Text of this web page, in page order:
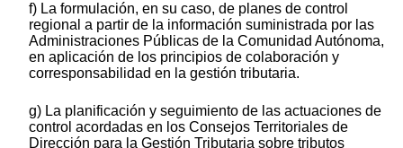
f) La formulación, en su caso, de planes de control
regional a partir de la información suministrada por las
Administraciones Públicas de la Comunidad Autónoma,
en aplicación de los principios de colaboración y
corresponsabilidad en la gestión tributaria.
g) La planificación y seguimiento de las actuaciones de
control acordadas en los Consejos Territoriales de
Dirección para la Gestión Tributaria sobre tributos